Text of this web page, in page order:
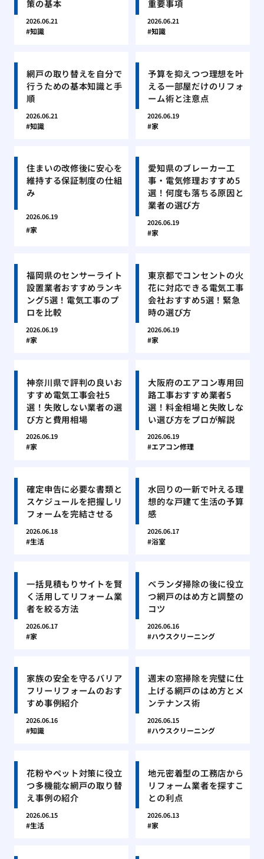
策の基本
2026.06.21
知識
重要事項
2026.06.21
知識
網戸の取り替えを自分で
行うための基本知識と手
順
2026.06.21
知識
予算を抑えつつ理想を叶
える一部屋だけのリフォ
ーム術と注意点
2026.06.19
家
住まいの改修後に安心を
維持する保証制度の仕組
み
2026.06.19
家
愛知県のブレーカー工
事・電気修理おすすめ5
選！何度も落ちる原因と
業者の選び方
2026.06.19
家
福岡県のセンサーライト
設置業者おすすめランキ
ング5選！電気工事のプ
ロを比較
2026.06.19
家
東京都でコンセントの火
花に対応できる電気工事
会社おすすめ5選！緊急
時の選び方
2026.06.19
家
神奈川県で評判の良いお
すすめ電気工事会社5
選！失敗しない業者の選
び方と費用相場
2026.06.19
家
大阪府のエアコン専用回
路工事おすすめ業者5
選！料金相場と失敗しな
い選び方をプロが解説
2026.06.19
エアコン修理
確定申告に必要な書類と
スケジュールを把握しリ
フォームを完結させる
2026.06.18
生活
水回りの一新で叶える理
想的な戸建て生活の予算
感
2026.06.17
浴室
一括見積もりサイトを賢
く活用してリフォーム業
者を絞る方法
2026.06.17
家
ベランダ掃除の後に役立
つ網戸のはめ方と調整の
コツ
2026.06.16
ハウスクリーニング
家族の安全を守るバリア
フリーリフォームのおす
すめ事例紹介
2026.06.16
知識
週末の窓掃除を完璧に仕
上げる網戸のはめ方とメ
ンテナンス術
2026.06.15
ハウスクリーニング
花粉やペット対策に役立
つ多機能な網戸の取り替
え事例の紹介
2026.06.15
生活
地元密着型の工務店から
リフォーム業者を探すこ
との利点
2026.06.13
家